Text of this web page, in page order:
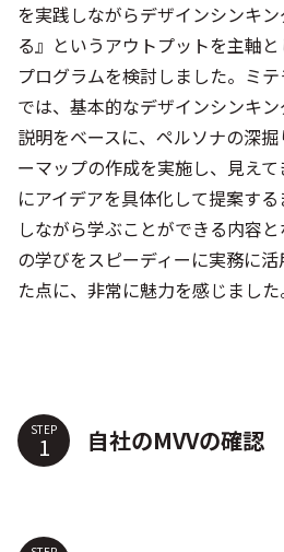
を実践しながらデザインシンキ
る』というアウトプットを主軸
プログラムを検討しました。ミ
では、基本的なデザインシンキ
説明をベースに、ペルソナの深
ーマップの作成を実施し、見え
にアイデアを具体化して提案す
しながら学ぶことができる内容
の学びをスピーディーに実務に
た点に、非常に魅力を感じました
STEP 自社のMVVの確認​​​​​​